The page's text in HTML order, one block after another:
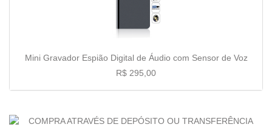
Mini Gravador Espião Digital de Áudio com Sensor de Voz
R$ 295,00